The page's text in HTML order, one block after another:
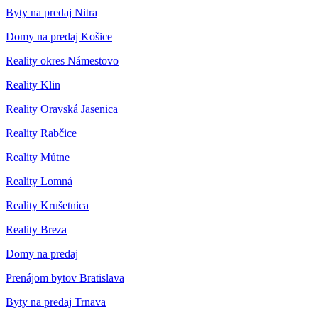
Byty na predaj Nitra
Domy na predaj Košice
Reality okres Námestovo
Reality Klin
Reality Oravská Jasenica
Reality Rabčice
Reality Mútne
Reality Lomná
Reality Krušetnica
Reality Breza
Domy na predaj
Prenájom bytov Bratislava
Byty na predaj Trnava